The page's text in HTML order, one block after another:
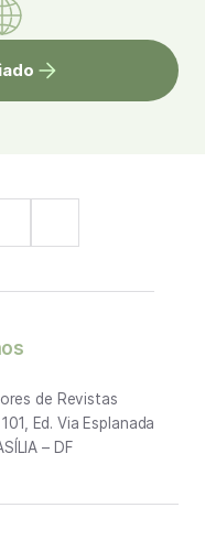
de Revistas
Ed. Via Esplanada
– DF